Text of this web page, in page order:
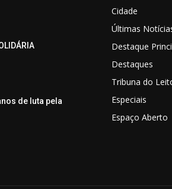
de luta pela
Cidade
Últimas
Destaque
Destaques
Tribuna do
Especiais
Espaço Aberto